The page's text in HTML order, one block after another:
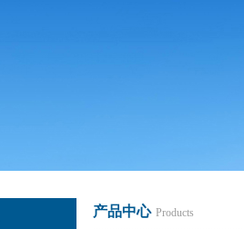
产品中心 Products